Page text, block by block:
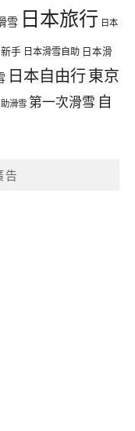
雪 日本旅行 日本
手 日本滑雪自助 日本滑
日本自由行東京
滑雪 第一次滑雪 自
告